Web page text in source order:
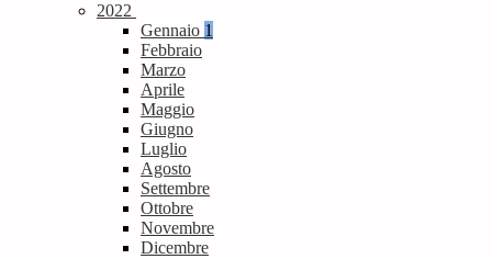
2022
Gennaio 1
Febbraio
Marzo
Aprile
Maggio
Giugno
Luglio
Agosto
Settembre
Ottobre
Novembre
Dicembre